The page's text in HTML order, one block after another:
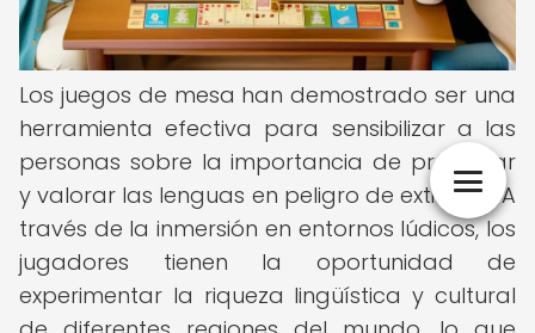
Los juegos de mesa han demostrado ser una
herramienta efectiva para sensibilizar a las
personas sobre la importancia de preservar
y valorar las lenguas en peligro de extinción. A
través de la inmersión en entornos lúdicos, los
jugadores tienen la oportunidad de
experimentar la riqueza lingüística y cultural